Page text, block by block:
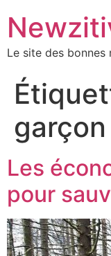
Le site des bonnes
garçon
Les
pour